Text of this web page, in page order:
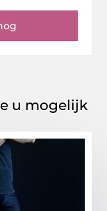
u mogelijk